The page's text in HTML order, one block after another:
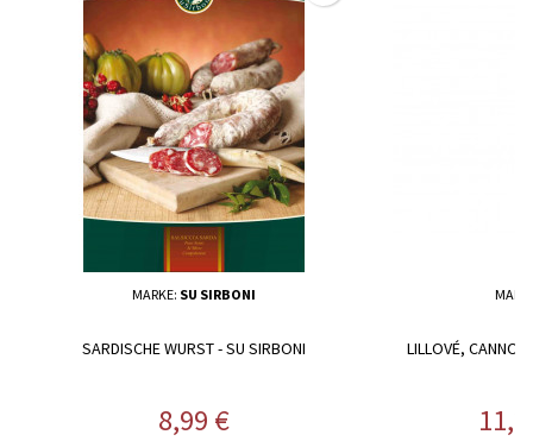
MARKE: SU SIRBONI
SARDISCHE WURST - SU SIRBONI
Preis
8,99 €
LILLOVÉ,